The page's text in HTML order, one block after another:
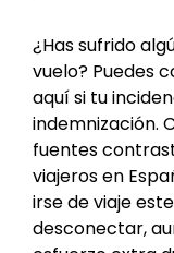
¿Has sufrido
vuelo? Puedes
aquí si tu
indemnización.
fuentes
viajeros en
irse de viaje
desconectar,